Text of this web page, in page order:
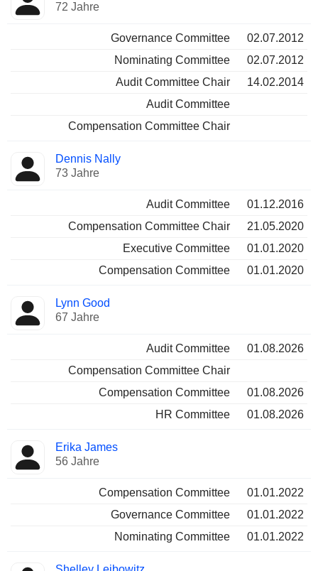
72 Jahre
Governance Committee
02.07.2012
Nominating Committee
02.07.2012
Audit Committee Chair
14.02.2014
Audit Committee
Compensation Committee Chair
Dennis Nally
73 Jahre
Audit Committee
01.12.2016
Compensation Committee Chair
21.05.2020
Executive Committee
01.01.2020
Compensation Committee
01.01.2020
Lynn Good
67 Jahre
Audit Committee
01.08.2026
Compensation Committee Chair
Compensation Committee
01.08.2026
HR Committee
01.08.2026
Erika James
56 Jahre
Compensation Committee
01.01.2022
Governance Committee
01.01.2022
Nominating Committee
01.01.2022